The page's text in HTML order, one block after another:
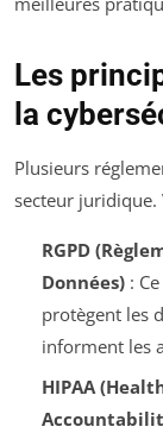
Les
la
Plusieurs
secteur juridique.
RGPD
Données): Ce
protègent les
informent les
HIPAA